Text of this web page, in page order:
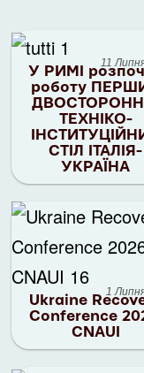
11
У РИМІ
роботу
ТЕХНІКО-
СТІЛ ІТАЛІЯ-
УКРАЇНА
1
Ukraine
Conference
CNAUI